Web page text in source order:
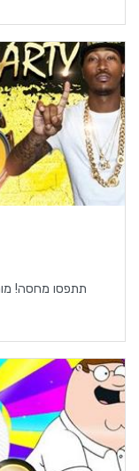
תתפסו מחסה!